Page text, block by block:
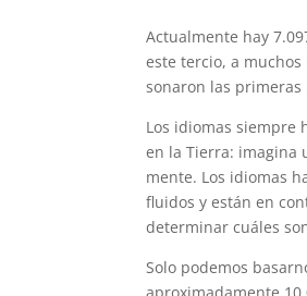
Actualmente hay
este tercio, a muchos
sonaron las
Los idiomas siempre
en la Tierra: imagina
mente. Los idiomas
fluidos y están en
determinar cuáles
Solo podemos